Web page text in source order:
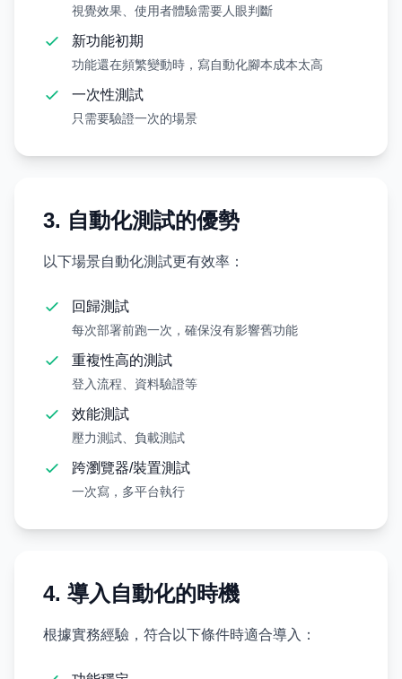
視覺效果、使用者體驗需要人眼判斷
新功能初期
功能還在頻繁變動時，寫自動化腳本成本太高
一次性測試
只需要驗證一次的場景
3. 自動化測試的優勢
以下場景自動化測試更有效率：
回歸測試
每次部署前跑一次，確保沒有影響舊功能
重複性高的測試
登入流程、資料驗證等
效能測試
壓力測試、負載測試
跨瀏覽器/裝置測試
一次寫，多平台執行
4. 導入自動化的時機
根據實務經驗，符合以下條件時適合導入：